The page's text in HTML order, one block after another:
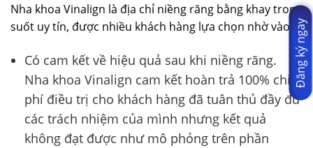
Nha khoa Vinalign là địa chỉ niềng răng bằng khay trong
suốt uy tín, được nhiều khách hàng lựa chọn nhờ vào:
Có cam kết về hiệu quả sau khi niềng răng.
Nha khoa Vinalign cam kết hoàn trả 100% chi
phí điều trị cho khách hàng đã tuân thủ đầy đủ
các trách nhiệm của mình nhưng kết quả
không đạt được như mô phỏng trên phần
Đăng ký ngay